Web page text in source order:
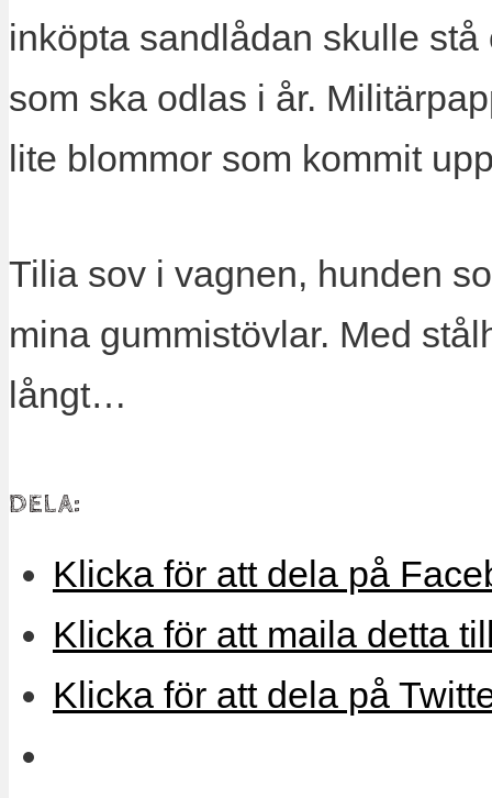
inköpta sandlådan skulle
som ska odlas i år.
lite blommor som kommit
Tilia sov i vagnen, hunden
mina gummistövlar. Med
långt…
DELA:
Klicka för att dela på
Klicka för att maila detta
Klicka för att dela på